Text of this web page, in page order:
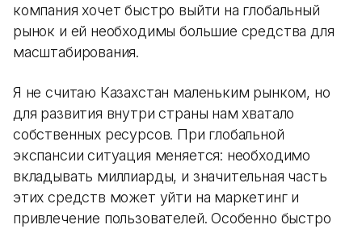
компания хочет быстро выйти на глобальный
рынок и ей необходимы большие средства для
масштабирования.
Я не считаю Казахстан маленьким рынком, но
для развития внутри страны нам хватало
собственных ресурсов. При глобальной
экспансии ситуация меняется: необходимо
вкладывать миллиарды, и значительная часть
этих средств может уйти на маркетинг и
привлечение пользователей. Особенно быстро